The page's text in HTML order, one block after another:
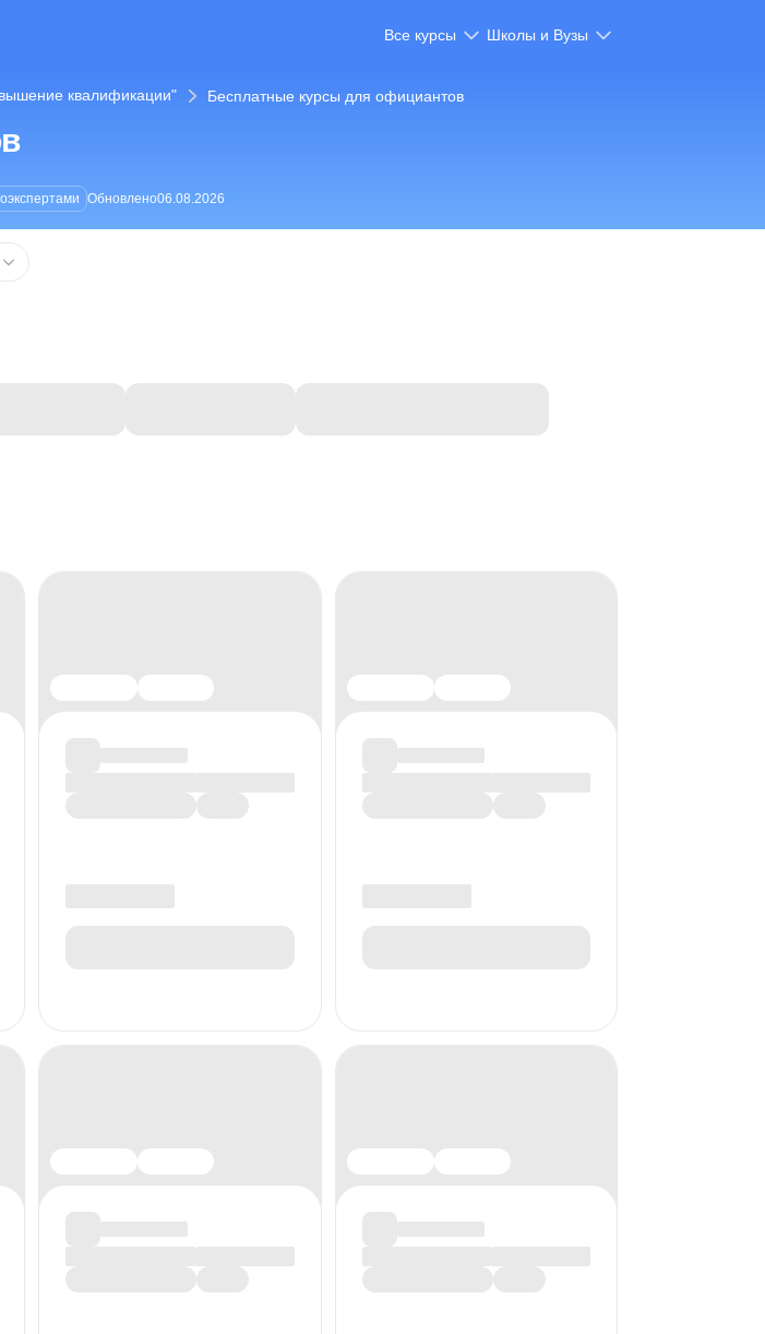
Все курсы Школы и Вузы
квалификации" Бесплатные курсы для официантов
экспертами Обновлено06.08.2026